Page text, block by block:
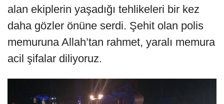
alan ekiplerin yaşadığı tehlikeleri bir kez
daha gözler önüne serdi. Şehit olan polis
memuruna Allah’tan rahmet, yaralı memura
acil şifalar diliyoruz.